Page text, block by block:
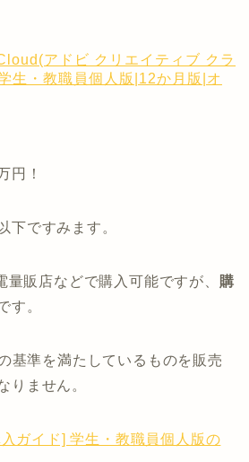
アドビ クリエイティブ クラ
生・教職員個人版|12か月版|オ
円！
下ですみます。
販店などで購入可能ですが、 購
す。
基準を満たしているものを販売
りません。
入ガイド] 学生・教職員個人版の